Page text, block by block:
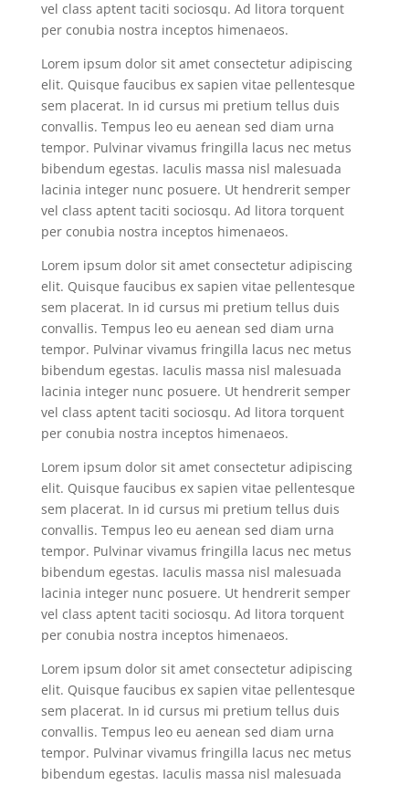
vel class aptent taciti sociosqu. Ad litora torquent
per conubia nostra inceptos himenaeos.
Lorem ipsum dolor sit amet consectetur adipiscing
elit. Quisque faucibus ex sapien vitae pellentesque
sem placerat. In id cursus mi pretium tellus duis
convallis. Tempus leo eu aenean sed diam urna
tempor. Pulvinar vivamus fringilla lacus nec metus
bibendum egestas. Iaculis massa nisl malesuada
lacinia integer nunc posuere. Ut hendrerit semper
vel class aptent taciti sociosqu. Ad litora torquent
per conubia nostra inceptos himenaeos.
Lorem ipsum dolor sit amet consectetur adipiscing
elit. Quisque faucibus ex sapien vitae pellentesque
sem placerat. In id cursus mi pretium tellus duis
convallis. Tempus leo eu aenean sed diam urna
tempor. Pulvinar vivamus fringilla lacus nec metus
bibendum egestas. Iaculis massa nisl malesuada
lacinia integer nunc posuere. Ut hendrerit semper
vel class aptent taciti sociosqu. Ad litora torquent
per conubia nostra inceptos himenaeos.
Lorem ipsum dolor sit amet consectetur adipiscing
elit. Quisque faucibus ex sapien vitae pellentesque
sem placerat. In id cursus mi pretium tellus duis
convallis. Tempus leo eu aenean sed diam urna
tempor. Pulvinar vivamus fringilla lacus nec metus
bibendum egestas. Iaculis massa nisl malesuada
lacinia integer nunc posuere. Ut hendrerit semper
vel class aptent taciti sociosqu. Ad litora torquent
per conubia nostra inceptos himenaeos.
Lorem ipsum dolor sit amet consectetur adipiscing
elit. Quisque faucibus ex sapien vitae pellentesque
sem placerat. In id cursus mi pretium tellus duis
convallis. Tempus leo eu aenean sed diam urna
tempor. Pulvinar vivamus fringilla lacus nec metus
bibendum egestas. Iaculis massa nisl malesuada